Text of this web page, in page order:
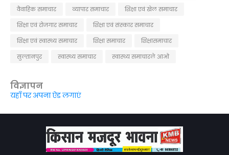
वैवाहिक समाचार
व्यापार समाचार
शिक्षा एवं खेल समाचार
शिक्षा एवं रोजगार समाचार
शिक्षा एवं संस्कार समाचार
शिक्षा एवं स्वास्थ्य समाचार
शिक्षा समाचार
शिक्षासमाचार
सुल्तानपुर
स्वास्थ्य समाचार स्वास्थ्य समाचारले आओ
विज्ञापन
यहाँ पर अपना ऐड लगाएं